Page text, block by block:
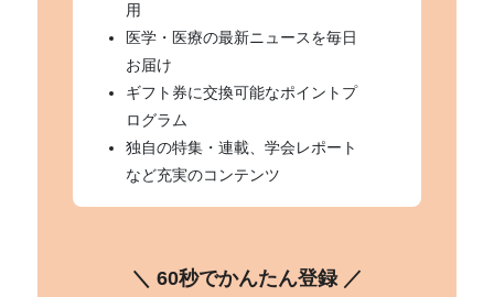
用
医学・医療の最新ニュースを毎日
お届け
ギフト券に交換可能なポイントプ
ログラム
独自の特集・連載、学会レポート
など充実のコンテンツ
＼ 60秒でかんたん登録 ／